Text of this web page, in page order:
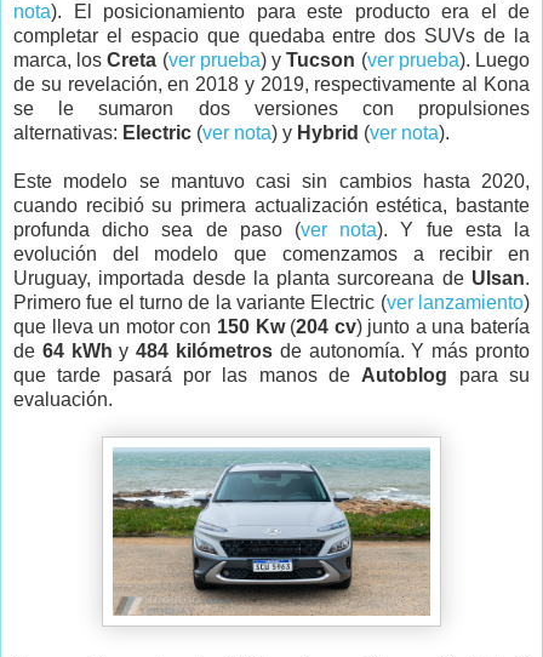
nota). El posicionamiento para este producto era el de
completar el espacio que quedaba entre dos SUVs de la
marca, losCreta (ver prueba) yTucson (ver prueba). Luego
de su revelación, en 2018 y 2019, respectivamente al Kona
se le sumaron dos versiones con propulsiones
alternativas: Electric (ver nota) y Hybrid (ver nota).
Este modelo se mantuvo casi sin cambios hasta 2020,
cuando recibió su primera actualización estética, bastante
profunda dicho sea de paso (ver nota). Y fue esta la
evolución del modelo que comenzamos a recibir en
Uruguay, importada desde la planta surcoreana de Ulsan.
Primero fue el turno de la variante Electric (ver lanzamiento)
que lleva un motor con 150 Kw(204 cv) junto a una batería
de 64 kWh y484 kilómetros de autonomía. Y más pronto
que tarde pasará por las manos deAutoblog para su
evaluación.